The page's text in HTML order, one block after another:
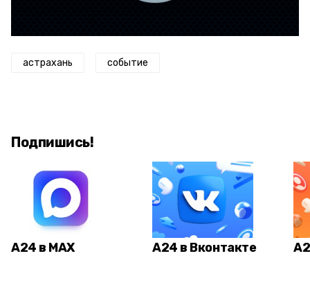
астрахань событие
Подпишись!
А24 в MAX А24 в Вконтакте